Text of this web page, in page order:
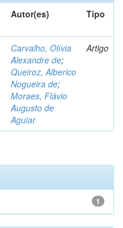
Autor(es) Tipo
Carvalho, Olívia
Alexandre de;
Queiroz, Alberico
Nogueira de;
Moraes, Flávio
Augusto de
Aguiar
Artigo
1